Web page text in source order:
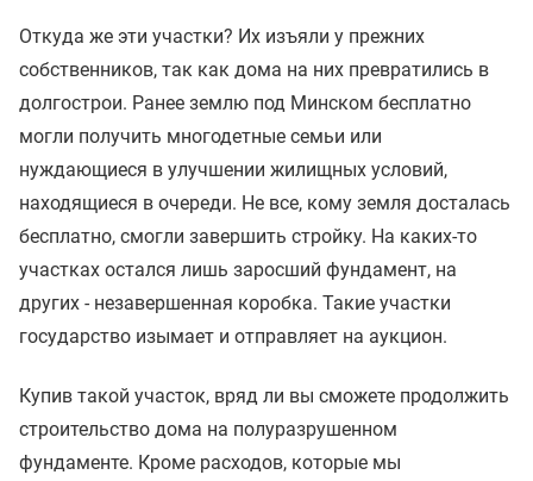
Откуда же эти участки? Их изъяли у прежних
собственников, так как дома на них превратились в
долгострои. Ранее землю под Минском бесплатно
могли получить многодетные семьи или
нуждающиеся в улучшении жилищных условий,
находящиеся в очереди. Не все, кому земля досталась
бесплатно, смогли завершить стройку. На каких-то
участках остался лишь заросший фундамент, на
других - незавершенная коробка. Такие участки
государство изымает и отправляет на аукцион.
Купив такой участок, вряд ли вы сможете продолжить
строительство дома на полуразрушенном
фундаменте. Кроме расходов, которые мы